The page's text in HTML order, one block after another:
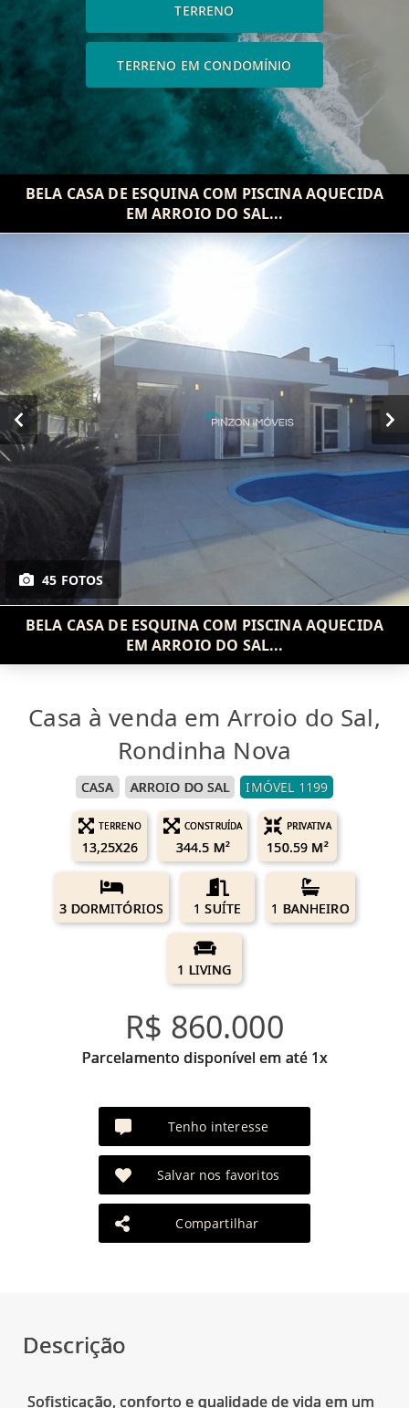
TERRENO
TERRENO EM CONDOMÍNIO
BELA CASA DE ESQUINA COM PISCINA AQUECIDA
EM ARROIO DO SAL...
45 FOTOS
BELA CASA DE ESQUINA COM PISCINA AQUECIDA
EM ARROIO DO SAL...
Casa à venda em Arroio do Sal,
Rondinha Nova
CASA ARROIO DO SAL IMÓVEL 1199
TERRENO
13,25X26
CONSTRUÍDA
344.5 M²
PRIVATIVA
150.59 M²
3 DORMITÓRIOS 1 SUÍTE 1 BANHEIRO
1 LIVING
R$ 860.000
Parcelamento disponível em até 1x
Tenho interesse
Salvar nos favoritos
Compartilhar
Descrição
Sofisticação, conforto e qualidade de vida em um